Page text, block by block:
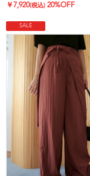
￥ 7,920(税込) 20%OFF
SALE